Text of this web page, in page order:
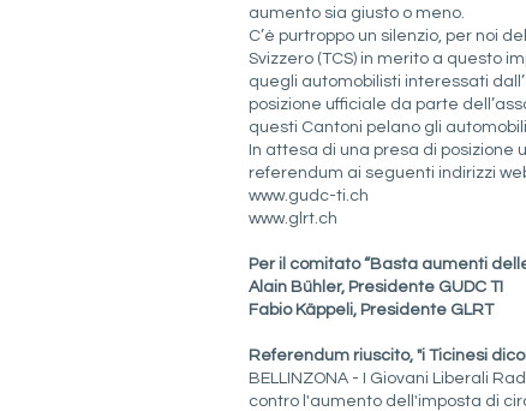
aumento sia giusto o meno.
C’è purtroppo un silenzio, per noi
Svizzero (TCS) in merito a questo
quegli automobilisti interessati
posizione ufficiale da parte
questi Cantoni pelano gli
In attesa di una presa di posizione
referendum ai seguenti indirizzi
www.gudc-ti.ch
www.glrt.ch
Per il comitato “Basta aumenti
Alain Bühler, Presidente GUDC TI
Fabio Käppeli, Presidente GLRT
Referendum riuscito, "i Ticinesi
BELLINZONA - I Giovani Liberali
contro l'aumento dell'imposta di